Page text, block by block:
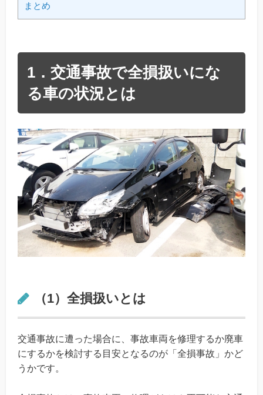
まとめ
1．交通事故で全損扱いにな
る車の状況とは
（1）全損扱いとは
交通事故に遭った場合に、事故車両を修理するか廃車
にするかを検討する目安となるのが「全損事故」かど
うかです。